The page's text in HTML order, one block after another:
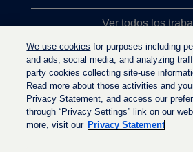
Ver todos los
Búsqueda de altos
Política de
We use cookies for purposes including
and ads; social media; and analyzing
party cookies collecting site-use
Read more about those activities and
Privacy Statement, and access our
through “Privacy Settings” link on our
more, visit our Privacy Statement